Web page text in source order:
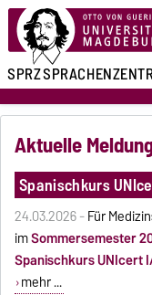
SPRZ
Aktuelle
Spanischkurs
24.03.2026 -Für
imSommersemester
Spanischkurs UNIcert
mehr ...